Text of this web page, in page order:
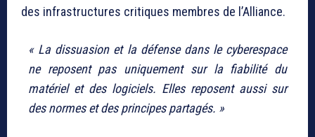
des infrastructures critiques membres de l’Alliance.
« La dissuasion et la défense dans le cyberespace
ne reposent pas uniquement sur la fiabilité du
matériel et des logiciels. Elles reposent aussi sur
des normes et des principes partagés. »